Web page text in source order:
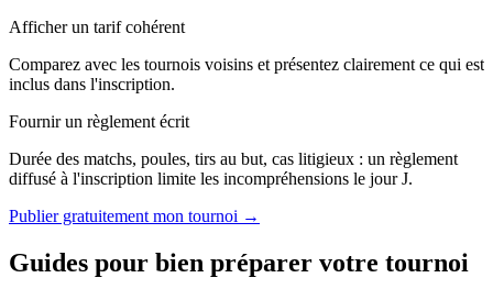
Afficher un tarif cohérent
Comparez avec les tournois voisins et présentez clairement ce qui est
inclus dans l'inscription.
Fournir un règlement écrit
Durée des matchs, poules, tirs au but, cas litigieux : un règlement
diffusé à l'inscription limite les incompréhensions le jour J.
Publier gratuitement mon tournoi →
Guides pour bien préparer votre tournoi